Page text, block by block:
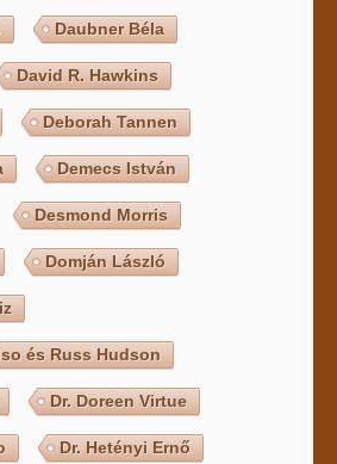
Daubner Béla
David R. Hawkins
Deborah Tannen
Demecs István
Desmond Morris
Domján László
és Russ Hudson
Dr. Doreen Virtue
Dr. Hetényi Ernő